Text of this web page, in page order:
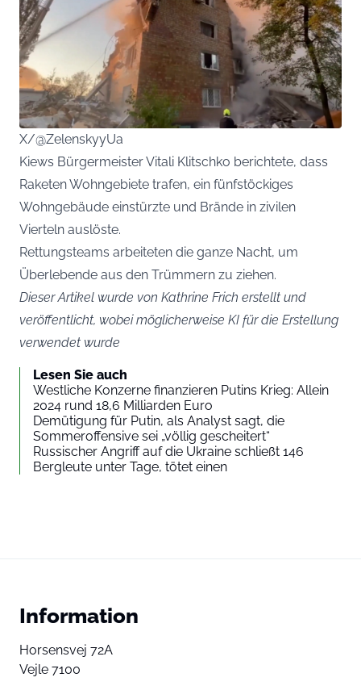
X/@ZelenskyyUa
Kiews Bürgermeister Vitali Klitschko berichtete, dass
Raketen Wohngebiete trafen, ein fünfstöckiges
Wohngebäude einstürzte und Brände in zivilen
Vierteln auslöste.
Rettungsteams arbeiteten die ganze Nacht, um
Überlebende aus den Trümmern zu ziehen.
Dieser Artikel wurde von Kathrine Frich erstellt und
veröffentlicht, wobei möglicherweise KI für die Erstellung
verwendet wurde
Lesen Sie auch
Westliche Konzerne finanzieren Putins Krieg: Allein
2024 rund 18,6 Milliarden Euro
Demütigung für Putin, als Analyst sagt, die
Sommeroffensive sei „völlig gescheitert“
Russischer Angriff auf die Ukraine schließt 146
Bergleute unter Tage, tötet einen
Information
Horsensvej 72A
Vejle 7100